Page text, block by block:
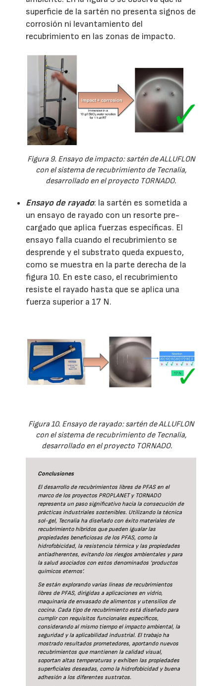
superficie de la sartén no presenta signos de
corrosión ni levantamiento del
recubrimiento en las zonas de impacto.
Figura 9. Ensayo de impacto: sartén de ALLUFLON
con el sistema de recubrimiento de Tecnalia,
desarrollado en el proyecto TORNADO.
Ensayo de rayado: la sartén es sometida a
un ensayo de rayado con un resorte pre-
cargado que aplica fuerzas específicas. El
ensayo falla cuando el recubrimiento se
desprende y el substrato queda expuesto,
como se muestra en la parte derecha de la
figura 10. En este caso, el recubrimiento
resiste el rayado hasta que se aplica una
fuerza superior a 17 N.
Figura 10. Ensayo de rayado: sartén de ALLUFLON
con el sistema de recubrimiento de Tecnalia,
desarrollado en el proyecto TORNADO.
Conclusiones
El desarrollo de recubrimientos libres de PFAS en el
marco de los proyectos PROPLANET y TORNADO
representa un paso significativo hacia la consecución de
prácticas industriales sostenibles. Utilizando la técnica
sol-gel, Tecnalia ha diseñado con éxito materiales de
recubrimiento híbridos que pueden igualar las
propiedades beneficiosas de los PFAS, como la
hidrofobicidad, la resistencia térmica y las propiedades
antiadherentes, evitando los riesgos ambientales y para
la salud asociados con estos denominados ‘productos
químicos eternos’.
Se están explorando varias líneas de recubrimientos
libres de PFAS, dirigidas a aplicaciones en vidrio,
maquinaria de envasado de alimentos y utensilios de
cocina. Cada tipo de recubrimiento está diseñado para
cumplir con requisitos funcionales específicos,
considerando al mismo tiempo el impacto ambiental, la
seguridad y la aplicabilidad industrial. El trabajo ha
mostrado resultados prometedores, aportando nuevos
recubrimientos que mantienen la calidad visual,
soportan altas temperaturas y exhiben las propiedades
superficiales deseadas, como la hidrofobicidad y buena
adhesión a los diferentes sustratos.